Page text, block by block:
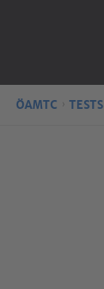
ÖAMTC TESTS